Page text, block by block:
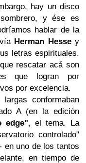
hay un disco
y ése es
hablar de la
Herman Hessey
letras espirituales.
rescatar acá son
que logran por
por excelencia.
conformaban
A (en la edición
edge", el tema. La
controlado"
en uno de los tantos
en tiempo de